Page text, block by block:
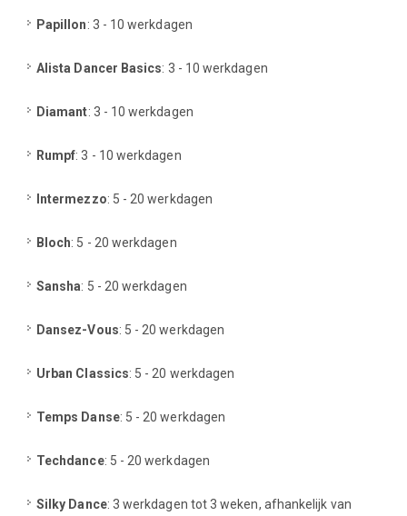
Papillon: 3 - 10 werkdagen
Alista Dancer Basics: 3 - 10 werkdagen
Diamant: 3 - 10 werkdagen
Rumpf: 3 - 10 werkdagen
Intermezzo: 5 - 20 werkdagen
Bloch: 5 - 20 werkdagen
Sansha: 5 - 20 werkdagen
Dansez-Vous: 5 - 20 werkdagen
Urban Classics: 5 - 20 werkdagen
Temps Danse: 5 - 20 werkdagen
Techdance: 5 - 20 werkdagen
Silky Dance: 3 werkdagen tot 3 weken, afhankelijk van